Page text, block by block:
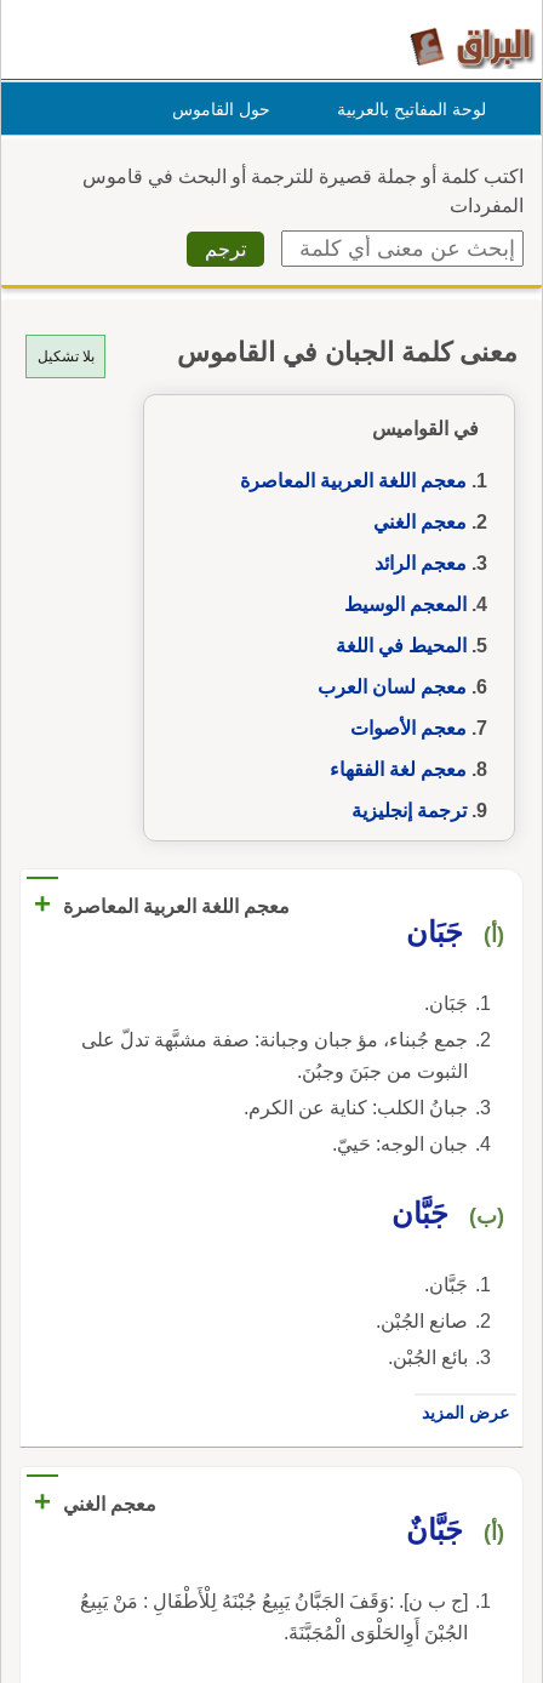
لوحة المفاتيح بالعربية حول القاموس
اكتب كلمة أو جملة قصيرة للترجمة أو البحث في قاموس
المفردات
بلا تشكيل معنى كلمة الجبان في القاموس
في القواميس
معجم اللغة العربية المعاصرة
معجم الغني
معجم الرائد
المعجم الوسيط
المحيط في اللغة
معجم لسان العرب
معجم الأصوات
معجم لغة الفقهاء
ترجمة إنجليزية
معجم اللغة العربية المعاصرة +
(أ) جَبَان
جَبَان.
جمع جُبناء، مؤ جبان وجبانة: صفة مشبَّهة تدلّ على
الثبوت من جبَنَ وجبُنَ.
جبانُ الكلب: كناية عن الكرم.
جبان الوجه: حَييّ.
(ب) جَبَّان
جَبَّان.
صانع الجُبْن.
بائع الجُبْن.
عرض المزيد
معجم الغني +
(أ) جَبَّانٌ
[ج ب ن]. :وَقَفَ الجَبَّانُ يَبِيعُ جُبْنَهُ لِلْأَطْفَالِ : مَنْ يَبِيعُ
الجُبْنَ أَوِالحَلْوَى الْمُجَبَّنَةَ.